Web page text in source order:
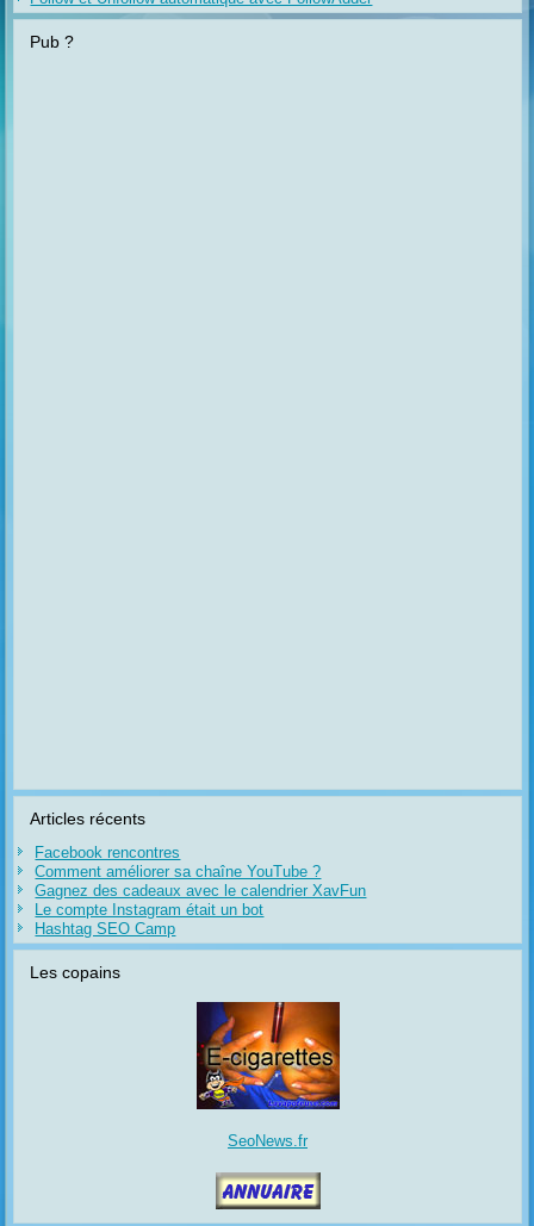
Pub ?
Articles récents
Facebook rencontres
Comment améliorer sa chaîne YouTube ?
Gagnez des cadeaux avec le calendrier XavFun
Le compte Instagram était un bot
Hashtag SEO Camp
Les copains
SeoNews.fr